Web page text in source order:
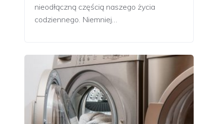
nieodłączną częścią naszego życia
codziennego. Niemniej…